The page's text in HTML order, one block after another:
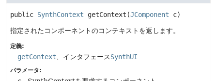
public SynthContext getContext (JComponent c)
指定されたコンポーネントのコンテキストを返します。
定義:
getContext 、インタフェースSynthUI
パラメータ: